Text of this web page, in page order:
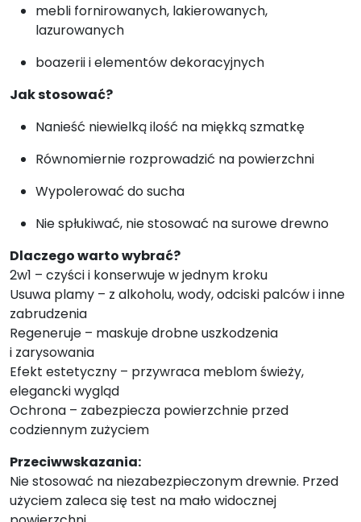
mebli fornirowanych, lakierowanych,
lazurowanych
boazerii i elementów dekoracyjnych
Jak stosować?
Nanieść niewielką ilość na miękką szmatkę
Równomiernie rozprowadzić na powierzchni
Wypolerować do sucha
Nie spłukiwać, nie stosować na surowe drewno
Dlaczego warto wybrać?
2w1 – czyści i konserwuje w jednym kroku
Usuwa plamy – z alkoholu, wody, odciski palców i inne
zabrudzenia
Regeneruje – maskuje drobne uszkodzenia
i zarysowania
Efekt estetyczny – przywraca meblom świeży,
elegancki wygląd
Ochrona – zabezpiecza powierzchnie przed
codziennym zużyciem
Przeciwwskazania:
Nie stosować na niezabezpieczonym drewnie. Przed
użyciem zaleca się test na mało widocznej